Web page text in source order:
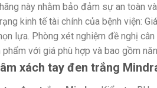
này nhằm bảo đảm sự an toàn
kinh tế tài chính của bệnh viện:
lựa. Phòng xét nghiệm đề nghị
với giá phù hợp và bao gồm
xách tay đen trắng